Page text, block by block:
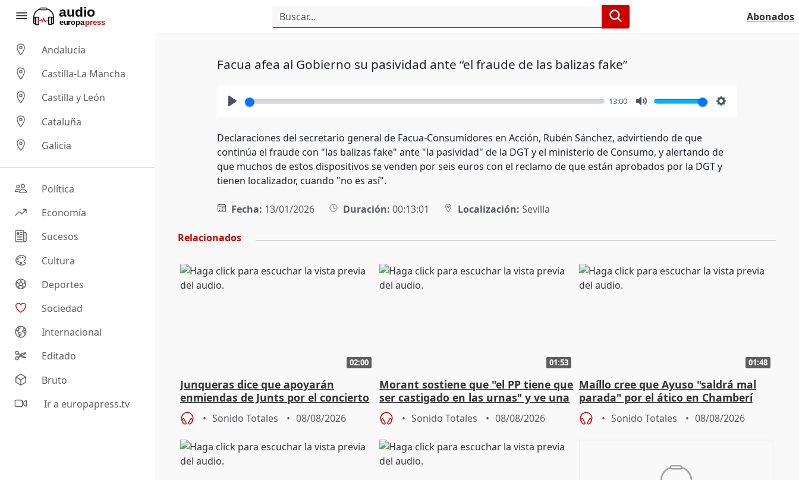
Abonados
Andalucía
Castilla-La Mancha
Castilla y León
Cataluña
Galicia
Política
Economía
Sucesos
Cultura
Deportes
Sociedad
Internacional
Editado
Bruto
Ir a europapress.tv
Facua afea al Gobierno su pasividad ante “el fraude de las balizas fake”
13:00
Declaraciones del secretario general de Facua-Consumidores en Acción, Rubén Sánchez, advirtiendo de que
continúa el fraude con "las balizas fake" ante "la pasividad" de la DGT y el ministerio de Consumo, y alertando de
que muchos de estos dispositivos se venden por seis euros con el reclamo de que están aprobados por la DGT y
tienen localizador, cuando "no es así".
Fecha: 13/01/2026 Duración: 00:13:01 Localización: Sevilla
Relacionados
02:00
Junqueras dice que apoyarán
enmiendas de Junts por el concierto
en el trámite de financiación
Sonido Totales 08/08/2026
01:53
Morant sostiene que "el PP tiene que
ser castigado en las urnas" y ve una
"pulsión de cambio"
Sonido Totales 08/08/2026
01:48
Maíllo cree que Ayuso "saldrá mal
parada" por el ático en Chamberí
Sonido Totales 08/08/2026